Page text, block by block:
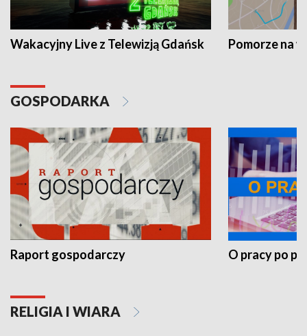
Wakacyjny Live z Telewizją Gdańsk Pomorze na
GOSPODARKA
Raport gospodarczy O pracy po
RELIGIA I WIARA